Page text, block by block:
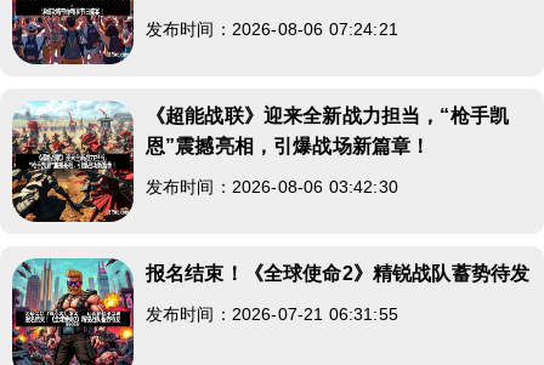
发布时间：2026-08-06 07:24:21
《超能战联》迎来全新战力担当，“枪手凯
恩”震撼亮相，引爆战场新篇章！
发布时间：2026-08-06 03:42:30
报名结束！《全球使命2》精锐战队蓄势待发
发布时间：2026-07-21 06:31:55